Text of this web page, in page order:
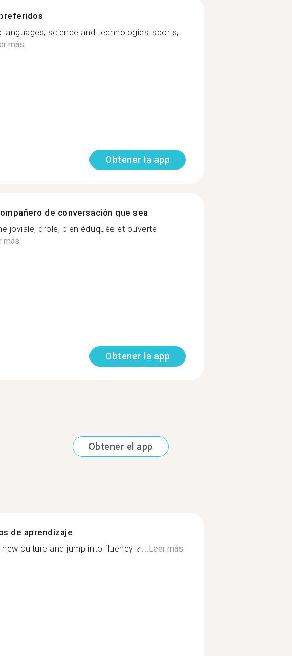
languages, science and technologies, sports,
más
Obtener la app
de conversación que sea
joviale, drole, bien éduquée et ouverte
más
Obtener la app
Obtener el app
de aprendizaje
culture and jump into fluency ‍♂... Leer más